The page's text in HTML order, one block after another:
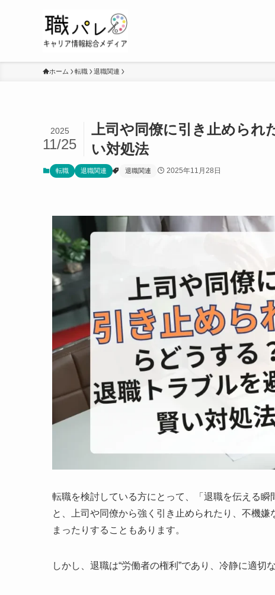
ホーム 転職 退職関連
上司や同僚に引き止められ
い対処法
2025
11/25
転職 退職関連 退職関連 2025年11月28日
転職を検討している方にとって、「退職を伝える
と、上司や同僚から強く引き止められたり、不機
まったりすることもあります。
しかし、退職は“労働者の権利”であり、冷静に適切